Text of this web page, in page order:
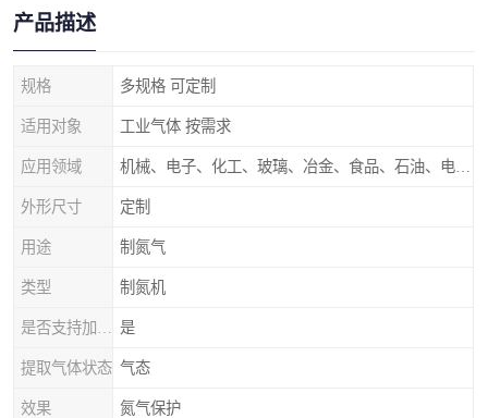
产品描述
规格 多规格 可定制
适用对象 工业气体 按需求
应用领域
外形尺寸 定制
用途 制氮气
类型 制氮机
是
提取气体状态 气态
效果 氮气保护